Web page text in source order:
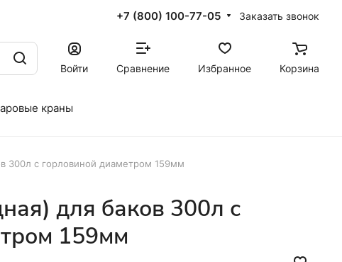
+7 (800) 100-77-05 Заказать звонок
Войти
Сравнение Избранное Корзина
краны
300л с горловиной диаметром 159мм
для баков 300л с
159мм